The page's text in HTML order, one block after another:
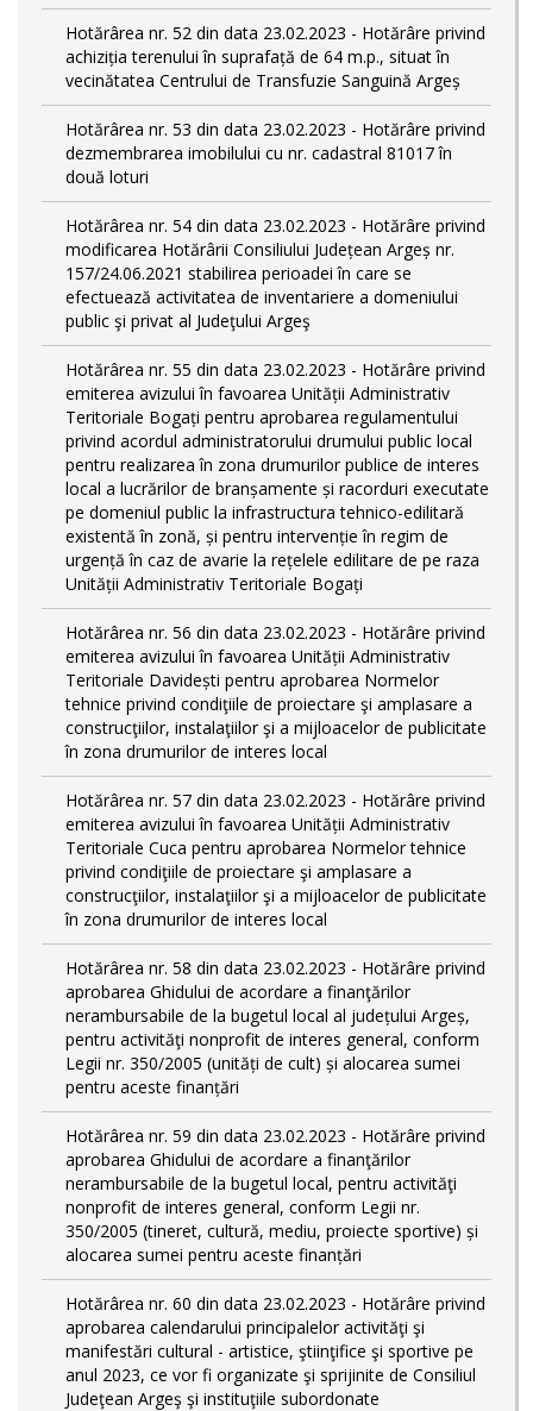
Hotărârea nr. 52 din data 23.02.2023 - Hotărâre privind
achiziția terenului în suprafață de 64 m.p., situat în
vecinătatea Centrului de Transfuzie Sanguină Argeș
Hotărârea nr. 53 din data 23.02.2023 - Hotărâre privind
dezmembrarea imobilului cu nr. cadastral 81017 în
două loturi
Hotărârea nr. 54 din data 23.02.2023 - Hotărâre privind
modificarea Hotărârii Consiliului Județean Argeș nr.
157/24.06.2021 stabilirea perioadei în care se
efectuează activitatea de inventariere a domeniului
public şi privat al Judeţului Argeş
Hotărârea nr. 55 din data 23.02.2023 - Hotărâre privind
emiterea avizului în favoarea Unității Administrativ
Teritoriale Bogați pentru aprobarea regulamentului
privind acordul administratorului drumului public local
pentru realizarea în zona drumurilor publice de interes
local a lucrărilor de branșamente și racorduri executate
pe domeniul public la infrastructura tehnico-edilitară
existentă în zonă, și pentru intervenție în regim de
urgență în caz de avarie la rețelele edilitare de pe raza
Unității Administrativ Teritoriale Bogați
Hotărârea nr. 56 din data 23.02.2023 - Hotărâre privind
emiterea avizului în favoarea Unității Administrativ
Teritoriale Davidești pentru aprobarea Normelor
tehnice privind condiţiile de proiectare şi amplasare a
construcţiilor, instalaţiilor şi a mijloacelor de publicitate
în zona drumurilor de interes local
Hotărârea nr. 57 din data 23.02.2023 - Hotărâre privind
emiterea avizului în favoarea Unității Administrativ
Teritoriale Cuca pentru aprobarea Normelor tehnice
privind condiţiile de proiectare şi amplasare a
construcţiilor, instalaţiilor şi a mijloacelor de publicitate
în zona drumurilor de interes local
Hotărârea nr. 58 din data 23.02.2023 - Hotărâre privind
aprobarea Ghidului de acordare a finanţărilor
nerambursabile de la bugetul local al județului Argeș,
pentru activităţi nonprofit de interes general, conform
Legii nr. 350/2005 (unități de cult) și alocarea sumei
pentru aceste finanțări
Hotărârea nr. 59 din data 23.02.2023 - Hotărâre privind
aprobarea Ghidului de acordare a finanţărilor
nerambursabile de la bugetul local, pentru activităţi
nonprofit de interes general, conform Legii nr.
350/2005 (tineret, cultură, mediu, proiecte sportive) și
alocarea sumei pentru aceste finanțări
Hotărârea nr. 60 din data 23.02.2023 - Hotărâre privind
aprobarea calendarului principalelor activităţi şi
manifestări cultural - artistice, ştiinţifice şi sportive pe
anul 2023, ce vor fi organizate şi sprijinite de Consiliul
Judeţean Argeş şi instituţiile subordonate